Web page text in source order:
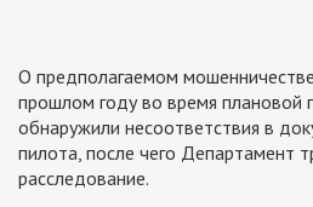
О предполагаемом
прошлом году во время плановой
обнаружили несоответствия в
пилота, после чего Департамент
расследование.